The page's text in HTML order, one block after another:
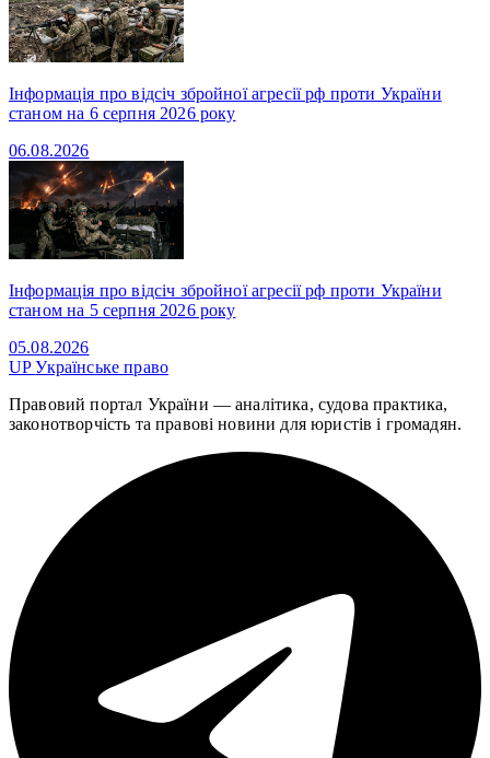
Інформація про відсіч збройної агресії рф проти України
станом на 6 серпня 2026 року
06.08.2026
Інформація про відсіч збройної агресії рф проти України
станом на 5 серпня 2026 року
05.08.2026
UPУкраїнське право
Правовий портал України — аналітика, судова практика,
законотворчість та правові новини для юристів і громадян.